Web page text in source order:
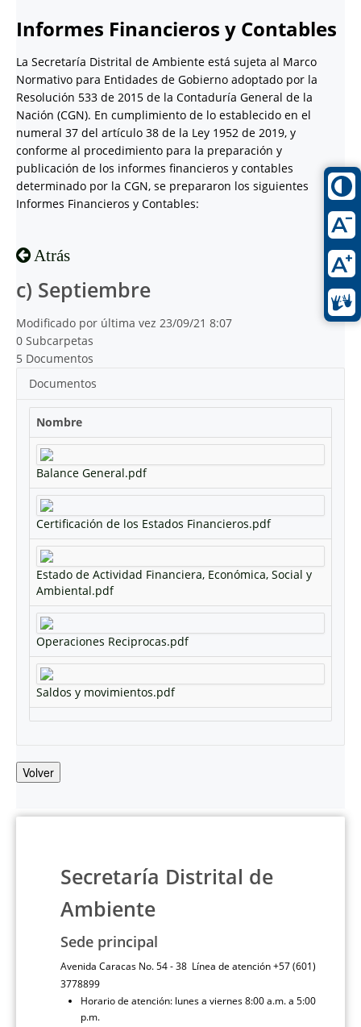
Informes Financieros y Contables
La Secretaría Distrital de Ambiente está sujeta al Marco
Normativo para Entidades de Gobierno adoptado por la
Resolución 533 de 2015 de la Contaduría General de la
Nación (CGN). En cumplimiento de lo establecido en el
numeral 37 del artículo 38 de la Ley 1952 de 2019, y
conforme al procedimiento para la preparación y
publicación de los informes financieros y contables
determinado por la CGN, se prepararon los siguientes
Informes Financieros y Contables:
Atrás
c) Septiembre
Modificado por última vez 23/09/21 8:07
0 Subcarpetas
5 Documentos
Documentos
Nombre
Balance General.pdf
Certificación de los Estados Financieros.pdf
Estado de Actividad Financiera, Económica, Social y
Ambiental.pdf
Operaciones Reciprocas.pdf
Saldos y movimientos.pdf
Volver
Secretaría Distrital de
Ambiente
Sede principal
Avenida Caracas No. 54 - 38 Línea de atención +57 (601)
3778899
Horario de atención: lunes a viernes 8:00 a.m. a 5:00
p.m.